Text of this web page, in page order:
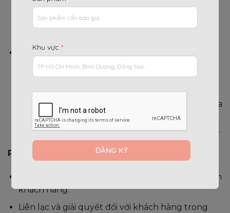
sử dụng cho mục đích liên lạc và trao đổi trực
tiếp với quý khách trong thời gian phát sinh đơn
Chính sách bảo vệ thông tin người tiêu dùng chỉ
áp dụng những thông tin mà quý khách hàng
gửi thông tin trên website chính thức Quang
Minh Hưng của chúng tôi. Mọi thông tin quý
khách đăng ký tại những website hoặc những địa
chỉ khác đều không thuộc phạm vi hiệu lực của
chính sách bảo vệ thông tin người tiêu dùng này.
Phạm vi sử dụng thông tin cá nhân
Cung cấp các dịch vụ và chương trình ưu đãi đến
khách hàng.
Liên lạc và giải quyết đối với khách hàng trong
Khu vực *